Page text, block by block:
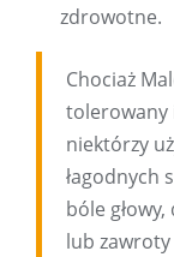
zdrowotne.
Chociaż
tolerowany
niektórzy
łagodnych
bóle
lub zawroty